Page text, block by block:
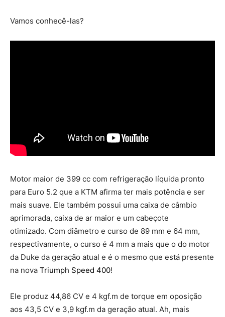
Vamos conhecê-las?
Motor maior de 399 cc com refrigeração líquida pronto
para Euro 5.2 que a KTM afirma ter mais potência e ser
mais suave. Ele também possui uma caixa de câmbio
aprimorada, caixa de ar maior e um cabeçote
otimizado. Com diâmetro e curso de 89 mm e 64 mm,
respectivamente, o curso é 4 mm a mais que o do motor
da Duke da geração atual e é o mesmo que está presente
na nova Triumph Speed ​​400!
Ele produz 44,86 CV e 4 kgf.m de torque em oposição
aos 43,5 CV e 3,9 kgf.m da geração atual. Ah, mais